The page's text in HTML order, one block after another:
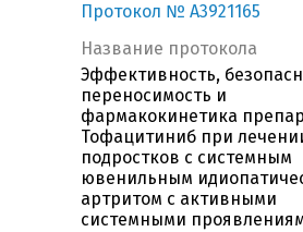
Протокол № A3921165
Название протокола
Эффективность,
переносимость и
фармакокинетика
Тофацитиниб при
подростков с системным
ювенильным
артритом с активными
системными